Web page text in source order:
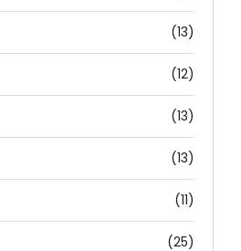
(13)
(12)
(13)
(13)
(11)
(25)